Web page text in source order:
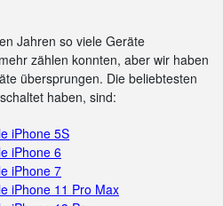
Jahren so viele Geräte
zählen konnten, aber wir haben
übersprungen. Die beliebtesten
haben, sind:
iPhone 5S
iPhone 6
iPhone 7
iPhone 11 Pro Max